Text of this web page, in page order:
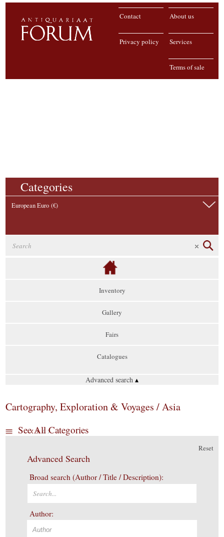
About us
Contact
Services
Privacy policy
Terms of sale
Categories
European Euro (€)
Inventory
Gallery
Fairs
Catalogues
Advanced search ▴
Cartography, Exploration & Voyages / Asia
See All Categories
Reset
Advanced Search
Broad search (Author / Title / Description):
Author: